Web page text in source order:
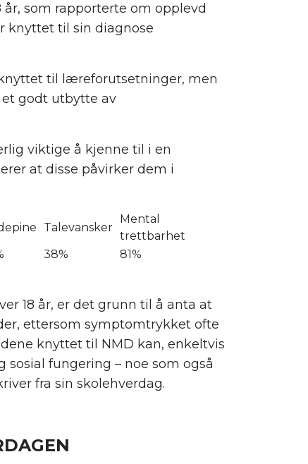
år, som rapporterte om opplevd
knyttet til sin diagnose
til læreforutsetninger, men
godt utbytte av
viktige å kjenne til i en
at disse påvirker dem i
Talevansker
Mental
trettbarhet
38% 81%
18 år, er det grunn til å anta at
ettersom symptomtrykket ofte
knyttet til NMD kan, enkeltvis
fungering – noe som også
fra sin skolehverdag.